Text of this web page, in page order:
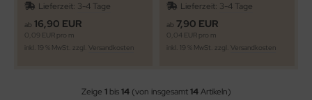
Lieferzeit: 3-4 Tage
ab 16,90 EUR
0,09 EUR pro m
inkl. 19 % MwSt. zzgl. Versandkosten
Lieferzeit: 3-4 Tage
ab 7,90 EUR
0,04 EUR pro m
inkl. 19 % MwSt. zzgl. Versandkosten
Zeige 1bis14(von insgesamt14Artikeln)